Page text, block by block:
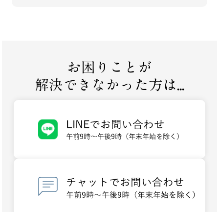
お困りことが
解決できなかった方は...
LINEでお問い合わせ
午前9時～午後9時（年末年始を除く）
チャットでお問い合わせ
午前9時～午後9時（年末年始を除く）